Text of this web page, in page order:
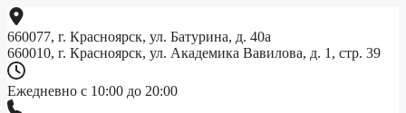
Перейти
к
содержимому
660077, г. Красноярск, ул. Батурина, д. 40а
660010, г. Красноярск, ул. Академика Вавилова, д. 1, стр. 39
Ежедневно с 10:00 до 20:00